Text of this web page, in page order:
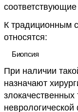
К традиционным
относятся:
Биопсия
При наличии
назначают
злокачественных